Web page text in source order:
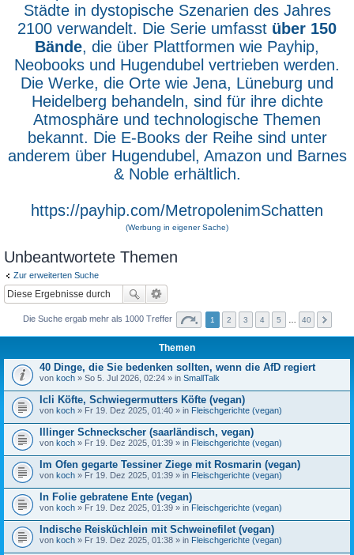
Städte in dystopische Szenarien des Jahres
2100 verwandelt. Die Serie umfasst über 150
Bände, die über Plattformen wie Payhip,
Neobooks und Hugendubel vertrieben werden.
Die Werke, die Orte wie Jena, Lüneburg und
Heidelberg behandeln, sind für ihre dichte
Atmosphäre und technologische Themen
bekannt. Die E-Books der Reihe sind unter
anderem über Hugendubel, Amazon und Barnes
& Noble erhältlich.
https://payhip.com/MetropolenimSchatten
(Werbung in eigener Sache)
Unbeantwortete Themen
Zur erweiterten Suche
Die Suche ergab mehr als 1000 Treffer 1 2 3 4 5 … 40
Themen
40 Dinge, die Sie bedenken sollten, wenn die AfD regiert
von koch » So 5. Jul 2026, 02:24 » in SmallTalk
Icli Köfte, Schwiegermutters Köfte (vegan)
von koch » Fr 19. Dez 2025, 01:40 » in Fleischgerichte (vegan)
Illinger Schneckscher (saarländisch, vegan)
von koch » Fr 19. Dez 2025, 01:39 » in Fleischgerichte (vegan)
Im Ofen gegarte Tessiner Ziege mit Rosmarin (vegan)
von koch » Fr 19. Dez 2025, 01:39 » in Fleischgerichte (vegan)
In Folie gebratene Ente (vegan)
von koch » Fr 19. Dez 2025, 01:39 » in Fleischgerichte (vegan)
Indische Reisküchlein mit Schweinefilet (vegan)
von koch » Fr 19. Dez 2025, 01:38 » in Fleischgerichte (vegan)